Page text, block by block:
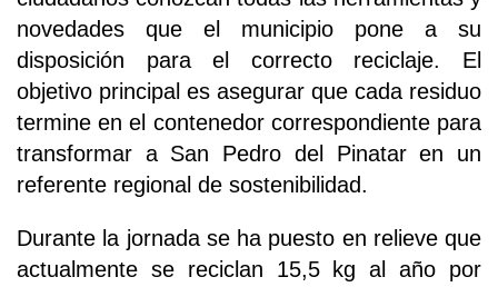
novedades que el municipio pone a su
disposición para el correcto reciclaje. El
objetivo principal es asegurar que cada residuo
termine en el contenedor correspondiente para
transformar a San Pedro del Pinatar en un
referente regional de sostenibilidad.
Durante la jornada se ha puesto en relieve que
actualmente se reciclan 15,5 kg al año por